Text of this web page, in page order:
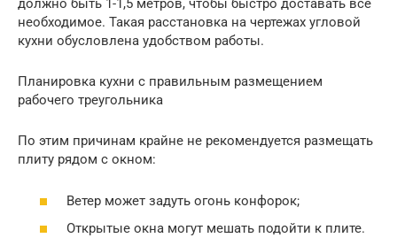
должно быть 1-1,5 метров, чтобы быстро доставать всё
необходимое. Такая расстановка на чертежах угловой
кухни обусловлена удобством работы.
Планировка кухни с правильным размещением
рабочего треугольника
По этим причинам крайне не рекомендуется размещать
плиту рядом с окном:
Ветер может задуть огонь конфорок;
Открытые окна могут мешать подойти к плите.